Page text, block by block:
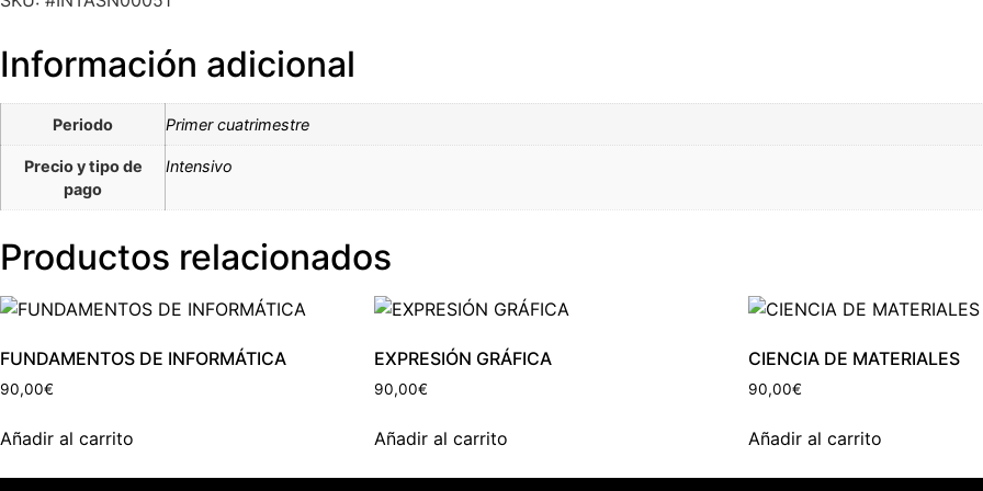
Información adicional
Periodo Primer cuatrimestre
Precio y tipo de
pago
Intensivo
Productos relacionados
FUNDAMENTOS DE INFORMÁTICA
90,00€
Añadir al carrito
EXPRESIÓN GRÁFICA
90,00€
Añadir al carrito
CIENCIA DE MATERIALES
90,00€
Añadir al carrito